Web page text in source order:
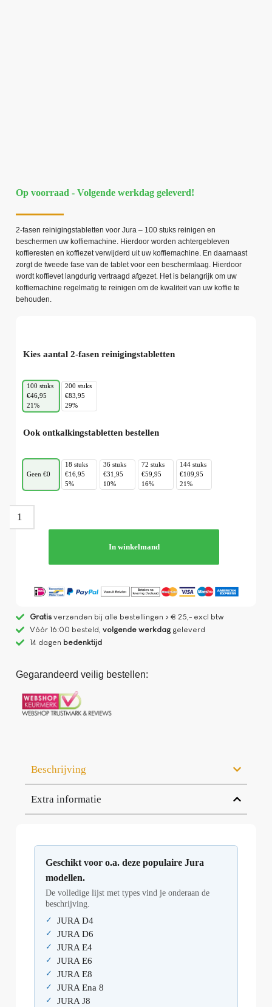
Op voorraad - Volgende werkdag geleverd!
2-fasen reinigingstabletten voor Jura – 100 stuks reinigen en
beschermen uw koffiemachine. Hierdoor worden achtergebleven
koffieresten en koffiezet verwijderd uit uw koffiemachine. En daarnaast
zorgt de tweede fase van de tablet voor een beschermlaag. Hierdoor
wordt koffievet langdurig vertraagd afgezet. Het is belangrijk om uw
koffiemachine regelmatig te reinigen om de kwaliteit van uw koffie te
behouden.
Kies aantal 2-fasen reinigingstabletten
100 stuks
€46,95
21%
200 stuks
€83,95
29%
Ook ontkalkingstabletten bestellen
Geen €0
18 stuks
€16,95
5%
36 stuks
€31,95
10%
72 stuks
€59,95
16%
144 stuks
€109,95
21%
In winkelmand
Gratisverzenden bij alle bestellingen > € 25,- excl btw
Vòòr 16:00 besteld, volgende werkdaggeleverd
14 dagen bedenktijd
Gegarandeerd veilig bestellen:
Beschrijving
Extra informatie
Geschikt voor o.a. deze populaire Jura
modellen.
De volledige lijst met types vind je onderaan de
beschrijving.
JURA D4
JURA D6
JURA E4
JURA E6
JURA E8
JURA Ena 8
JURA J8